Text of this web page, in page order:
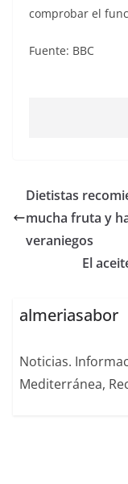
comprobar el
Fuente: BBC
Dietistas
mucha fruta y
veraniegos
El
almeriasabor
Noticias.
Mediterránea,